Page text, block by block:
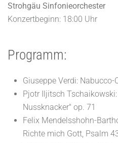
Strohgäu Sinfonieorchester
Konzertbeginn: 18:00 Uhr
Programm:
Giuseppe Verdi: Nabucco-
Pjotr Iljitsch
Nussknacker" op. 71
Felix Mendelsshohn-
Richte mich Gott, Psalm